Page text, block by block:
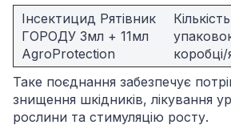
Інсектицид Рятівник
ГОРОДУ 3мл + 11мл
AgroProtection
Кількість
Таке поєднання забезпечує
знищення шкідників, лікування
рослини та стимуляцію росту.